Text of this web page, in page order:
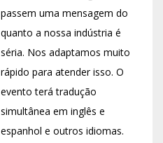
passem uma mensagem do
quanto a nossa indústria é
séria. Nos adaptamos muito
rápido para atender isso. O
evento terá tradução
simultânea em inglês e
espanhol e outros idiomas.